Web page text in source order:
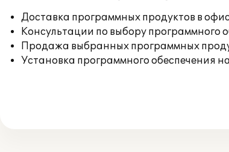
Доставка программных продуктов в
Консультации по выбору программного
Продажа выбранных программных
Установка программного обеспечения